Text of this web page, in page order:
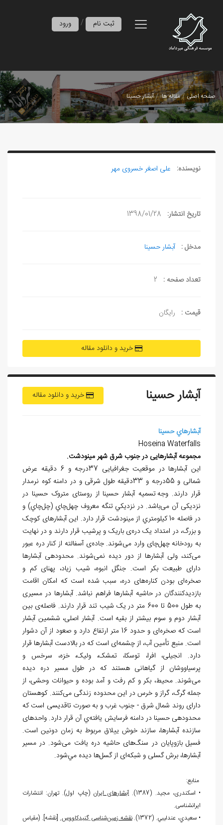
ورود / ثبت نام
صفحه اصلی مقاله ها آبشار حسینا
نویسنده: علی‏ اصغر خسروی مهر
تاریخ انتشار: 1398/01/28
مدخل : آبشار حسینا
تعداد صفحه : 2
قیمت : رایگان
خرید و دانلود مقاله
خرید و دانلود مقاله آبشار حسینا
آبشارهاي حسینا
Hoseina Waterfalls
مجموعه‏ آبشارهایی در جنوب شرق شهر مینودشت.
این آبشارها در موقعیت جغرافیایی 37درجه و 6 دقیقه عرض
شمالی و 55درجه و 33دقیقه طول شرقی و در دامنه کوه نرم‏دار
قرار دارند. وجهتسمیه آبشار حسینا از روستای متروک حسینا در
نزدیکی آن میباشد. در نزديكي تنگه معروف چهلچاي (چلچاي) و
در فاصله 10 كيلومتري از مينودشت قرار دارد. این آبشارهای کوچک
و بزرگ، در امتداد یک درهی باریک و پرشیب قرار دارند و در نهایت
به رودخانه چهلچای وارد میشوند. جادهی آسفالته از کنار دره عبور
میکند، ولی آبشارها از دور دیده نمیشوند. محدوده‏ی آبشارها
دارای طبیعت بکر است. جنگل انبوه، شیب زیاد، پهنای کم و
صخرهای بودن کنارههای دره، سبب شده است که امکان اقامت
بازدیدکنندگان در حاشیه آبشارها فراهم نباشد. آبشارها در مسیری
به طول 500 تا 600 متر در یک شیب تند قرار دارند. فاصله
ی بین
آبشار دوم و سوم بیشتر از بقیه است. آبشار اصلی، ششمین آبشار
است که صخره
ای و حدود 16 متر ارتفاع دارد و صعود از آن دشوار
است. منبع تأمین آب، از چشمهای است که در بالادست آبشارها قرار
دارد. انجیلی، افرا، توسکا، تمشک، ولیک، خزه، سرخس و
پرسیاووشان از گیاهانی هستند که در طول مسیر دره دیده
میشوند. محیط، بکر و کم رفت و آمد بوده و حیوانات وحشی، از
جمله گرگ، گراز و خرس در این محدوده زندگی میکنند. کوهستان
دارای روند شمال شرق - جنوب غرب و به صورت تاقدیسی است که
محدوده‏ی حسینا در دامنه فرسایش یافتهي آن قرار دارد. واحدهای
سازنده آبشارها، سازند خوش ییلاق مربوط به زمان دونین است.
فسیل بازوپایان در سنگهای حاشیه دره یافت میشود. در مسیر
آبشارها، برش گسلی و شبکهای از گسلها ديده ميشود.
منابع:
• اسکندری، مجید. (1387). آبشارهای ایران (چاپ اول). تهران: انتشارات
ایران‏شناسی.
• سعيدي، عندليبي. (1372). نقشه زمینشناسی گنبدکاووس.[نقشه]. (مقیاس